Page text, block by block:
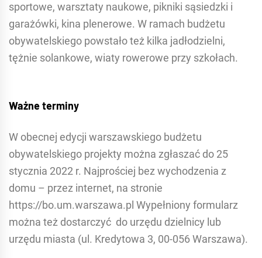
sportowe, warsztaty naukowe, pikniki sąsiedzki i
garażówki, kina plenerowe. W ramach budżetu
obywatelskiego powstało też kilka jadłodzielni,
tężnie solankowe, wiaty rowerowe przy szkołach.
Ważne terminy
W obecnej edycji warszawskiego budżetu
obywatelskiego projekty można zgłaszać do 25
stycznia 2022 r. Najprościej bez wychodzenia z
domu – przez internet, na stronie
https://bo.um.warszawa.pl Wypełniony formularz
można też dostarczyć do urzędu dzielnicy lub
urzędu miasta (ul. Kredytowa 3, 00-056 Warszawa).